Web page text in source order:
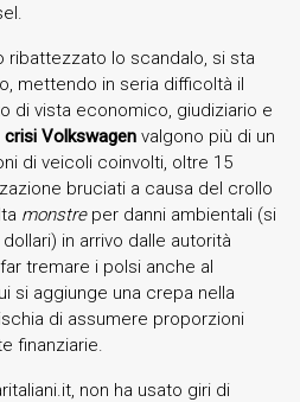
ribattezzato lo scandalo, si sta
mettendo in seria difficoltà il
di vista economico, giudiziario e
crisi Volkswagen valgono più di un
di veicoli coinvolti, oltre 15
bruciati a causa del crollo
monstreper danni ambientali (si
in arrivo dalle autorità
tremare i polsi anche al
si aggiunge una crepa nella
di assumere proporzioni
finanziarie.
non ha usato giri di